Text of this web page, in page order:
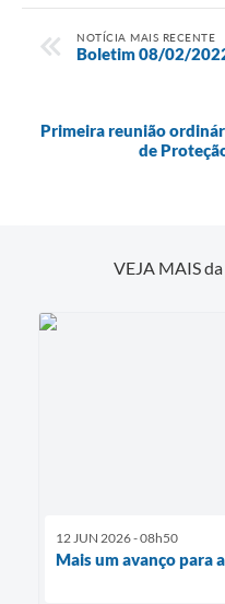
NOTÍCIA MAIS RECENTE
Boletim 08/02/
Primeira reunião
de
VEJA MAIS
12 JUN 2026 - 08h50
Mais um avanço para